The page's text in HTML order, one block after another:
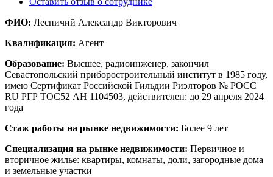
ФИО: Лесничий Александр Викторович
Квалификация: Агент
Образование: Высшее, радиоинженер, закончил
Севастопольский приборостроительный институт в 1985 году,
имею Сертификат Российской Гильдии Риэлторов № РОСС
RU РГР ТОС52 АН 1104503, действителен: до 29 апреля 2024
года
Стаж работы на рынке недвижимости: Более 9 лет
Специализация на рынке недвижимости: Первичное и
вторичное жилье: квартиры, комнаты, доли, загородные дома
и земельные участки